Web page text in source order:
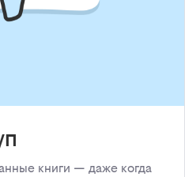
книги — даже когда